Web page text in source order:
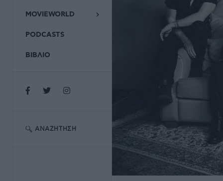
MOVIEWORLD
PODCASTS
ΒΙΒΛΙΟ
ΑΝΑΖΉΤΗΣΗ